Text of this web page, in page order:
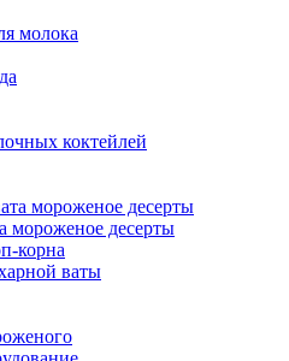
молока
коктейлей
мороженое десерты
корна
ваты